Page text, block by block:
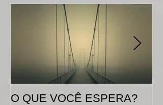
O QUE VOCÊ ESPERA?